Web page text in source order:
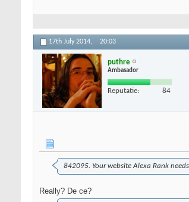
17th July 2014, 20:03
puthre
Ambasador
Reputatie: 84
842095. Your website Alexa Rank
Really? De ce?